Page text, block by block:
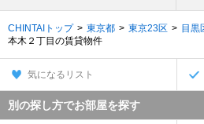
CHINTAIトップ 東京都 東京23区 目黒
本木２丁目の賃貸物件
気になるリスト
別の探し方でお部屋を探す